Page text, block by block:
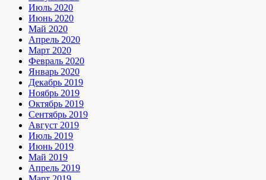
Июль 2020
Июнь 2020
Май 2020
Апрель 2020
Март 2020
Февраль 2020
Январь 2020
Декабрь 2019
Ноябрь 2019
Октябрь 2019
Сентябрь 2019
Август 2019
Июль 2019
Июнь 2019
Май 2019
Апрель 2019